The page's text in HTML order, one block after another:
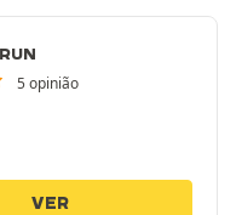
5 opinião
VER